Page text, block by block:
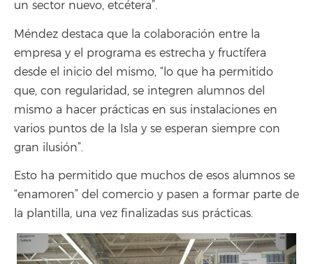
un sector nuevo, etcétera”.
Méndez destaca que l a colaboración entre la
empresa y el programa es estrecha y fructífera
desde el inicio del mismo, “lo que ha permitido
que, con regularidad, se integren alumnos del
mismo a hacer prácticas en sus instalaciones en
varios puntos de la Isla y se esperan siempre con
gran ilusión”.
Esto ha permitido que muchos de esos alumnos se
“enamoren” del comercio y pasen a formar parte de
la plantilla, una vez finalizadas sus prácticas.